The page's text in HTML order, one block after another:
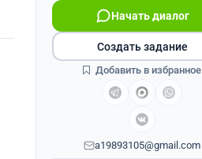
Начать диалог
a19893105@gmail.com
Создать задание
Добавить в избранное